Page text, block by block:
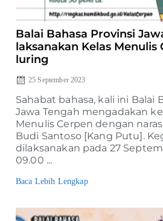
Balai Bahasa Provinsi
laksanakan Kelas Menulis
luring
25 September 2023
Sahabat bahasa, kali ini Balai
Jawa Tengah mengadakan
Menulis Cerpen dengan
Budi Santoso [Kang Putu].
dilaksanakan pada 27
09.00 ...
Baca Lebih Lengkap